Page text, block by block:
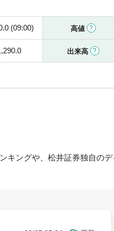
(09:00) 高値
出来高
キングや、松井証券独自の